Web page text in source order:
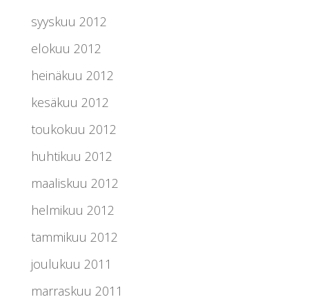
syyskuu 2012
elokuu 2012
heinäkuu 2012
kesäkuu 2012
toukokuu 2012
huhtikuu 2012
maaliskuu 2012
helmikuu 2012
tammikuu 2012
joulukuu 2011
marraskuu 2011